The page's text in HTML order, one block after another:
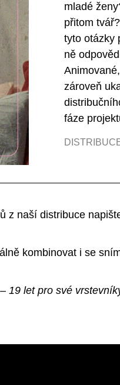
mladé
přitom
tyto otázky
ně
zároveň
fáze
z naší distribuce
kombinovat i se
19 let pro své